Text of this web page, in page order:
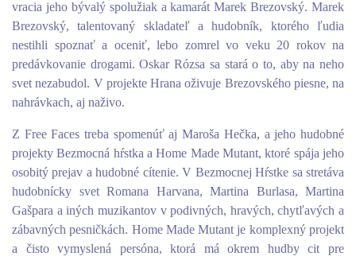
vracia jeho bývalý spolužiak a kamarát Marek Brezovský. Marek
Brezovský, talentovaný skladateľ a hudobník, ktorého ľudia
nestihli spoznať a oceniť, lebo zomrel vo veku 20 rokov na
predávkovanie drogami. Oskar Rózsa sa stará o to, aby na neho
svet nezabudol. V projekte Hrana oživuje Brezovského piesne, na
nahrávkach, aj naživo.
Z Free Faces treba spomenúť aj Maroša Hečka, a jeho hudobné
projekty Bezmocná hŕstka a Home Made Mutant, ktoré spája jeho
osobitý prejav a hudobné cítenie. V Bezmocnej Hŕstke sa stretáva
hudobnícky svet Romana Harvana, Martina Burlasa, Martina
Gašpara a iných muzikantov v podivných, hravých, chytľavých a
zábavných pesničkách. Home Made Mutant je komplexný projekt
a čisto vymyslená persóna, ktorá má okrem hudby cit pre